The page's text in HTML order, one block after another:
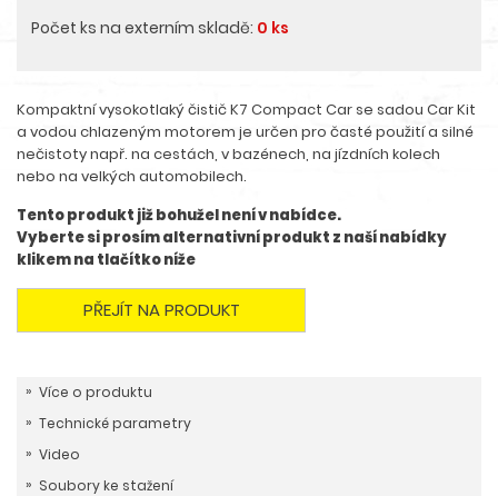
Počet ks na externím skladě: 0 ks
Kompaktní vysokotlaký čistič K7 Compact Car se sadou Car Kit
a vodou chlazeným motorem je určen pro časté použití a silné
nečistoty např. na cestách, v bazénech, na jízdních kolech
nebo na velkých automobilech.
Tento produkt již bohužel není v nabídce.
Vyberte si prosím alternativní produkt z naší nabídky
klikem na tlačítko níže
PŘEJÍT NA PRODUKT
Více o produktu
Technické parametry
Video
Soubory ke stažení